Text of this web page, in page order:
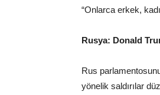
“Onlarca erkek,
Rusya: Donald
Rus
yönelik saldırılar